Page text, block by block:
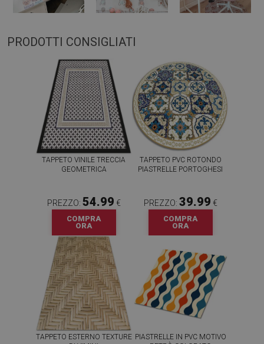
PRODOTTI CONSIGLIATI
TAPPETO VINILE TRECCIA
GEOMETRICA
PREZZO: 54.99 €
COMPRA
ORA
TAPPETO PVC ROTONDO
PIASTRELLE PORTOGHESI
PREZZO: 39.99 €
COMPRA
ORA
TAPPETO ESTERNO TEXTURE PIASTRELLE IN PVC MOTIVO